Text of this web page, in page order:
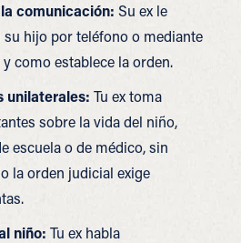
comunicación: Su ex le
hijo por teléfono o mediante
como establece la orden.
unilaterales: Tu ex toma
sobre la vida del niño,
escuela o de médico, sin
la orden judicial exige
niño: Tu ex habla